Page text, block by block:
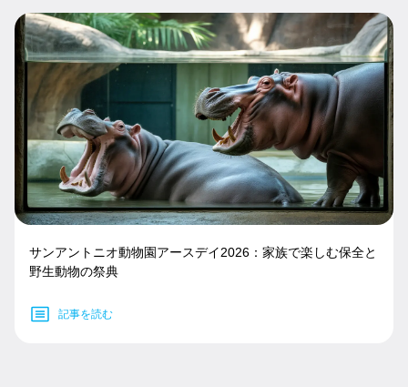
サンアントニオ動物園アースデイ2026：家族で楽しむ保全と
野生動物の祭典
記事を読む